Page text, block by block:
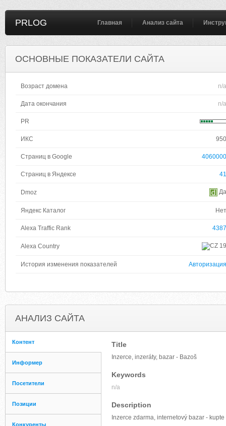
PRLOG Главная Анализ сайта
ОСНОВНЫЕ ПОКАЗАТЕЛИ САЙТА
Возраст домена n/a
Дата окончания n/a
PR
ИКС 950
Страниц в Google 4060000
Страниц в Яндексе 41
Dmoz Да
Яндекс Каталог Нет
Alexa Traffic Rank 4387
Alexa Country 19
История изменения показателей Авторизация
АНАЛИЗ САЙТА
Контент
Информер
Посетители
Позиции
Конкуренты
Title
Inzerce, inzeráty, bazar - Bazoš
Keywords
n/a
Description
Inzerce zdarma, internetový bazar -